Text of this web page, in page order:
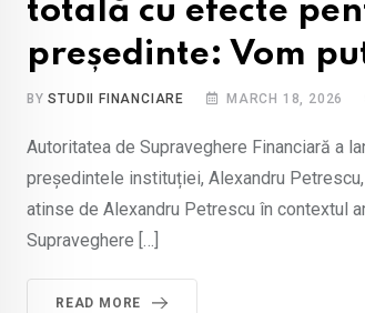
totală cu efecte
președinte: Vom
BYSTUDII FINANCIARE MARCH 18, 2026
Autoritatea de Supraveghere Financiară a
președintele instituției, Alexandru
atinse de Alexandru Petrescu în contextul
Supraveghere […]
READ MORE